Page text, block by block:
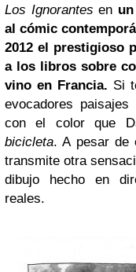
Los Ignorantes en
al cómic
2012 el prestigioso
a los libros sobre
vino en Francia. Si
evocadores
con el color que
bicicleta. A pesar de
transmite otra
dibujo hecho en
reales.